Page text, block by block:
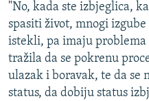
"No, kada ste izbjeglica,
spasiti život, mnogi
istekli, pa imaju problema
tražila da se pokrenu
ulazak i boravak, te da se
status, da dobiju status